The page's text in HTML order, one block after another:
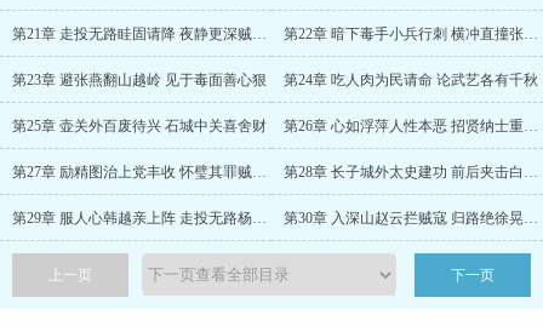
第21章 走投无路眭固请降 夜静更深贼人现身 第22章 暗下毒手小兵行刺 横冲直撞张燕逞凶
第23章 避张燕翻山越岭 见于毒面善心狠 第24章 吃人肉为民请命 论武艺各有千秋
第25章 壶关外百废待兴 石城中关喜舍财 第26章 心如浮萍人性本恶 招贤纳士重建废墟
第27章 励精图治上党丰收 怀璧其罪贼人来袭 第28章 长子城外太史建功 前后夹击白波溃败
第29章 服人心韩越亲上阵 走投无路杨奉入牢 第30章 入深山赵云拦贼寇 归路绝徐晃变囚徒
上一页 下一页